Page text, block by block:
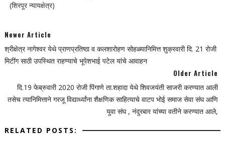
(शिरपूर न्यायक्षेत्र)
Newer Article
श्रीक्षेत्र नागेश्वर येथे प्राणप्रतिष्ठा व कलशारोहण सोहळ्यानिमित्त शुक्रवारी दि. 21 रोजी
मिटींग साठी उपस्थित राहण्याचे भूपेशभाई पटेल यांचे आवाहन
Older Article
दि.19 फेब्रुवारी 2020 रोजी पिंगाणे ता.शहादा येथे शिवजयंती साजरी करण्यात आली
तसेच त्यानिमित्ताने गरजू विद्यार्थ्यांना शैक्षणिक साहित्याचे वाटप भोई समाज सेवा संघ आणि
युवा संघ , नंदुरबार यांच्या वतीने करण्यात आले,
RELATED POSTS: